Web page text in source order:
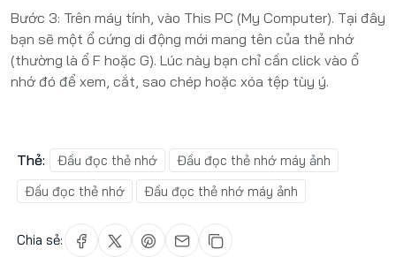
Bước 3: Trên máy tính, vào This PC (My Computer). Tại đây
bạn sẽ một ổ cứng di động mới mang tên của thẻ nhớ
(thường là ổ F hoặc G). Lúc này bạn chỉ cần click vào ổ
nhớ đó để xem, cắt, sao chép hoặc xóa tệp tùy ý.
Thẻ: Đầu đọc thẻ nhớ
Đầu đọc thẻ nhớ máy ảnh
Đầu đọc thẻ nhớ
Đầu đọc thẻ nhớ máy ảnh
Chia sẻ: